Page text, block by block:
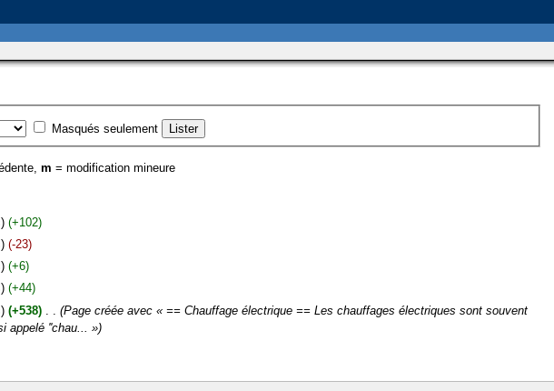
Masqués seulement
m = modification mineure
(+102)
(-23)
(+6)
(+44)
(+538)
(Page créée avec « == Chauffage électrique == Les chauffages électriques sont souvent
appelé ''chau... »)